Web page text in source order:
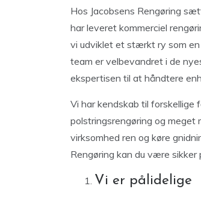
Hos Jacobsens Rengøring
har leveret kommerciel
vi udviklet et stærkt ry som
team er velbevandret i de
ekspertisen til at håndtere
Vi har kendskab til forskellige
polstringsrengøring og meget
virksomhed ren og køre
Rengøring kan du være
Vi er pålidelige